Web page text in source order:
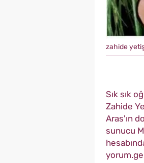
zahide
Sık sık
Zahide
Aras'ın
sunucu